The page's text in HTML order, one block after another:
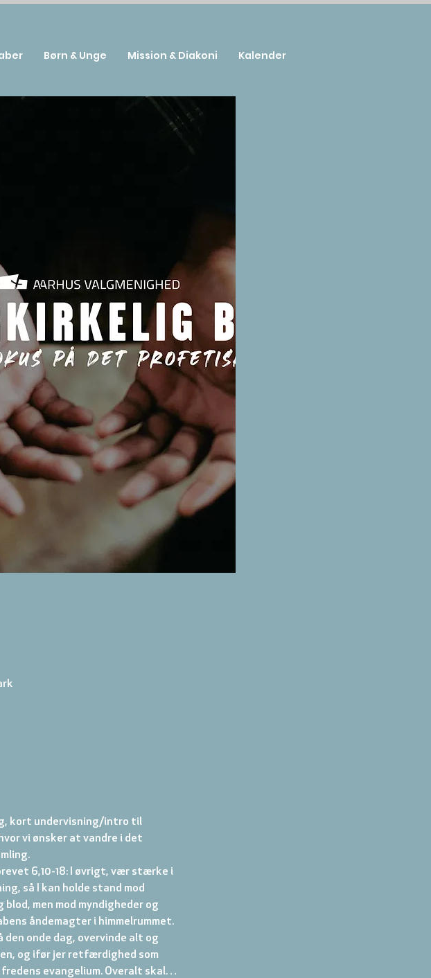
kort undervisning/intro til
vi ønsker at vandre i det
6,10-18: I øvrigt, vær stærke i
så I kan holde stand mod
men mod myndigheder og
åndemagter i himmelrummet.
den onde dag, overvinde alt og
og ifør jer retfærdighed som
evangelium. Overalt skal…
Børn & Unge Mission & Diakoni Kalender